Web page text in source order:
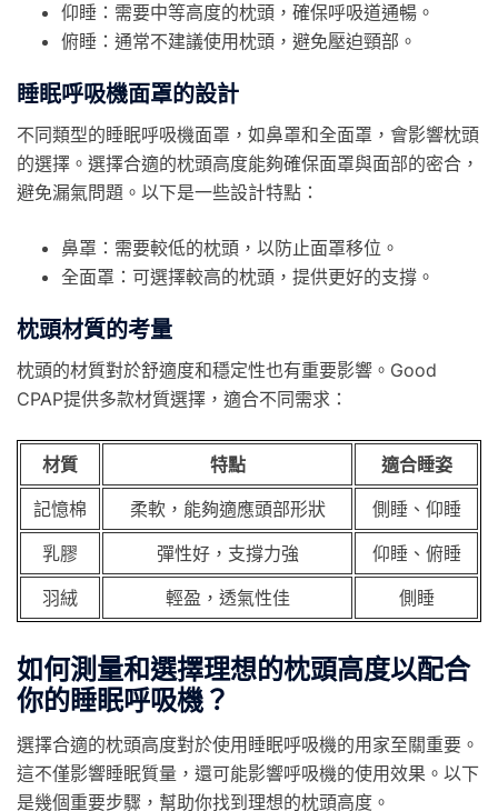
仰睡：需要中等高度的枕頭，確保呼吸道通暢。
俯睡：通常不建議使用枕頭，避免壓迫頸部。
睡眠呼吸機面罩的設計
不同類型的睡眠呼吸機面罩，如鼻罩和全面罩，會影響枕頭
的選擇。選擇合適的枕頭高度能夠確保面罩與面部的密合，
避免漏氣問題。以下是一些設計特點：
鼻罩：需要較低的枕頭，以防止面罩移位。
全面罩：可選擇較高的枕頭，提供更好的支撐。
枕頭材質的考量
枕頭的材質對於舒適度和穩定性也有重要影響。Good
CPAP提供多款材質選擇，適合不同需求：
材質 特點
適合睡姿
記憶棉
柔軟，能夠適應頭部形狀
側睡、仰睡
乳膠
彈性好，支撐力強
仰睡、俯睡
羽絨
輕盈，透氣性佳 側睡
如何測量和選擇理想的枕頭高度以配合
你的睡眠呼吸機？
選擇合適的枕頭高度對於使用睡眠呼吸機的用家至關重要。
這不僅影響睡眠質量，還可能影響呼吸機的使用效果。以下
是幾個重要步驟，幫助你找到理想的枕頭高度。